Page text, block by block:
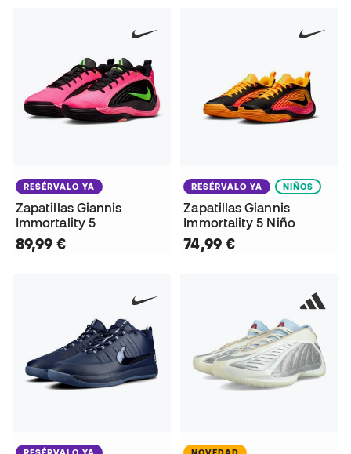
RESÉRVALO YA
Zapatillas Giannis
Immortality 5
89,99 €
RESÉRVALO YA NIÑOS
Zapatillas Giannis
Immortality 5 Niño
74,99 €